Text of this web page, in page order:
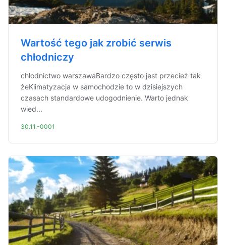
Wartość tego jak zrobić serwis
chłodniczy
chłodnictwo warszawaBardzo często jest przecież tak
żeKlimatyzacja w samochodzie to w dzisiejszych
czasach standardowe udogodnienie. Warto jednak
wied...
30.11.-0001